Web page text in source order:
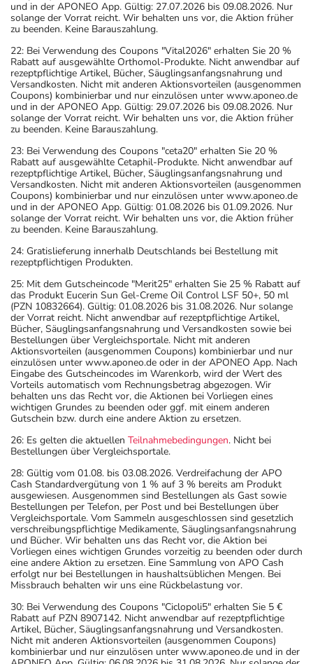
und in der APONEO App. Gültig: 27.07.2026 bis 09.08.2026. Nur
solange der Vorrat reicht. Wir behalten uns vor, die Aktion früher
zu beenden. Keine Barauszahlung.
22: Bei Verwendung des Coupons "Vital2026" erhalten Sie 20 %
Rabatt auf ausgewählte Orthomol-Produkte. Nicht anwendbar auf
rezeptpflichtige Artikel, Bücher, Säuglingsanfangsnahrung und
Versandkosten. Nicht mit anderen Aktionsvorteilen (ausgenommen
Coupons) kombinierbar und nur einzulösen unter www.aponeo.de
und in der APONEO App. Gültig: 29.07.2026 bis 09.08.2026. Nur
solange der Vorrat reicht. Wir behalten uns vor, die Aktion früher
zu beenden. Keine Barauszahlung.
23: Bei Verwendung des Coupons "ceta20" erhalten Sie 20 %
Rabatt auf ausgewählte Cetaphil-Produkte. Nicht anwendbar auf
rezeptpflichtige Artikel, Bücher, Säuglingsanfangsnahrung und
Versandkosten. Nicht mit anderen Aktionsvorteilen (ausgenommen
Coupons) kombinierbar und nur einzulösen unter www.aponeo.de
und in der APONEO App. Gültig: 01.08.2026 bis 01.09.2026. Nur
solange der Vorrat reicht. Wir behalten uns vor, die Aktion früher
zu beenden. Keine Barauszahlung.
24: Gratislieferung innerhalb Deutschlands bei Bestellung mit
rezeptpflichtigen Produkten.
25: Mit dem Gutscheincode "Merit25" erhalten Sie 25 % Rabatt auf
das Produkt Eucerin Sun Gel-Creme Oil Control LSF 50+, 50 ml
(PZN 10832664). Gültig: 01.08.2026 bis 31.08.2026. Nur solange
der Vorrat reicht. Nicht anwendbar auf rezeptpflichtige Artikel,
Bücher, Säuglingsanfangsnahrung und Versandkosten sowie bei
Bestellungen über Vergleichsportale. Nicht mit anderen
Aktionsvorteilen (ausgenommen Coupons) kombinierbar und nur
einzulösen unter www.aponeo.de oder in der APONEO App. Nach
Eingabe des Gutscheincodes im Warenkorb, wird der Wert des
Vorteils automatisch vom Rechnungsbetrag abgezogen. Wir
behalten uns das Recht vor, die Aktionen bei Vorliegen eines
wichtigen Grundes zu beenden oder ggf. mit einem anderen
Gutschein bzw. durch eine andere Aktion zu ersetzen.
26: Es gelten die aktuellen Teilnahmebedingungen. Nicht bei
Bestellungen über Vergleichsportale.
28: Gültig vom 01.08. bis 03.08.2026. Verdreifachung der APO
Cash Standardvergütung von 1 % auf 3 % bereits am Produkt
ausgewiesen. Ausgenommen sind Bestellungen als Gast sowie
Bestellungen per Telefon, per Post und bei Bestellungen über
Vergleichsportale. Vom Sammeln ausgeschlossen sind gesetzlich
verschreibungspflichtige Medikamente, Säuglingsanfangsnahrung
und Bücher. Wir behalten uns das Recht vor, die Aktion bei
Vorliegen eines wichtigen Grundes vorzeitig zu beenden oder durch
eine andere Aktion zu ersetzen. Eine Sammlung von APO Cash
erfolgt nur bei Bestellungen in haushaltsüblichen Mengen. Bei
Missbrauch behalten wir uns eine Rückbelastung vor.
30: Bei Verwendung des Coupons "Ciclopoli5" erhalten Sie 5 €
Rabatt auf PZN 8907142. Nicht anwendbar auf rezeptpflichtige
Artikel, Bücher, Säuglingsanfangsnahrung und Versandkosten.
Nicht mit anderen Aktionsvorteilen (ausgenommen Coupons)
kombinierbar und nur einzulösen unter www.aponeo.de und in der